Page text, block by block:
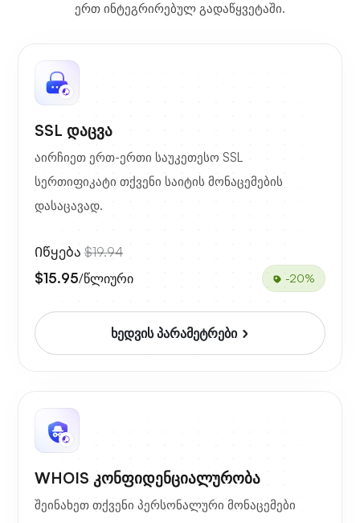
ერთ ინტეგრირებულ გადაწყვეტაში.
SSL დაცვა
აირჩიეთ ერთ-ერთი საუკეთესო SSL
სერთიფიკატი თქვენი საიტის მონაცემების
დასაცავად.
Იწყება $19.94
$15.95/წლიური -20%
ხედვის პარამეტრები
WHOIS კონფიდენციალურობა
შეინახეთ თქვენი პერსონალური მონაცემები